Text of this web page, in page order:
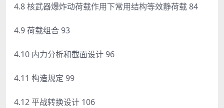
4.8 核武器爆炸动荷载作用下常用结构等效静荷载 84
4.9 荷载组合 93
4.10 内力分析和截面设计 96
4.11 构造规定 99
4.12 平战转换设计 106